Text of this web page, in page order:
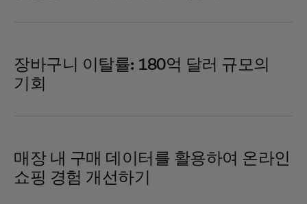
장바구니 이탈률: 180억 달러 규모의
기회
매장 내 구매 데이터를 활용하여 온라인
쇼핑 경험 개선하기